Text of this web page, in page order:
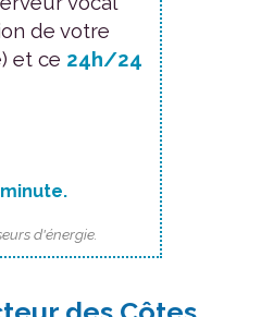
de votre
et ce 24h/24
d'énergie.